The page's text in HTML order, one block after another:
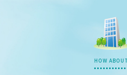
HOW ABOUT